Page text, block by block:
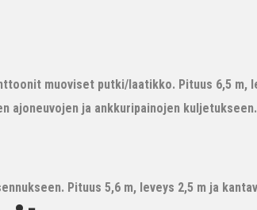
muoviset putki/laatikko. Pituus 6,5 m,
ajoneuvojen ja ankkuripainojen
Pituus 5,6 m, leveys 2,5 m ja